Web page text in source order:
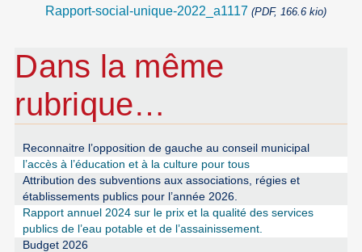
Rapport-social-unique-2022_a1117 (PDF, 166.6 kio)
Dans la même
rubrique…
Reconnaitre l’opposition de gauche au conseil municipal
l’accès à l’éducation et à la culture pour tous
Attribution des subventions aux associations, régies et
établissements publics pour l’année 2026.
Rapport annuel 2024 sur le prix et la qualité des services
publics de l’eau potable et de l’assainissement.
Budget 2026